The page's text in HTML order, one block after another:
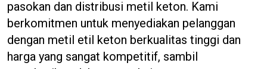
pasokan dan distribusi metil keton. Kami
berkomitmen untuk menyediakan pelanggan
dengan metil etil keton berkualitas tinggi dan
harga yang sangat kompetitif, sambil